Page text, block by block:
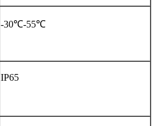
-30℃-55℃
IP65